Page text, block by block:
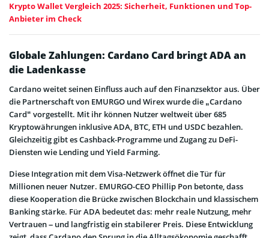
Krypto Wallet Vergleich 2025: Sicherheit, Funktionen und Top-
Anbieter im Check
Globale Zahlungen: Cardano Card bringt ADA an
die Ladenkasse
Cardano weitet seinen Einfluss auch auf den Finanzsektor aus. Über
die Partnerschaft von EMURGO und Wirex wurde die „Cardano
Card“ vorgestellt. Mit ihr können Nutzer weltweit über 685
Kryptowährungen inklusive ADA, BTC, ETH und USDC bezahlen.
Gleichzeitig gibt es Cashback-Programme und Zugang zu DeFi-
Diensten wie Lending und Yield Farming.
Diese Integration mit dem Visa-Netzwerk öffnet die Tür für
Millionen neuer Nutzer. EMURGO-CEO Phillip Pon betonte, dass
diese Kooperation die Brücke zwischen Blockchain und klassischem
Banking stärke. Für ADA bedeutet das: mehr reale Nutzung, mehr
Vertrauen – und langfristig ein stabilerer Preis. Diese Entwicklung